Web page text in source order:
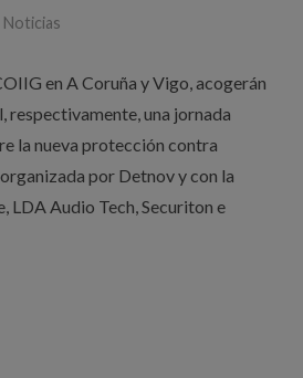
Noticias
en A Coruña y Vigo, acogerán
respectivamente, una jornada
la nueva protección contra
por Detnov y con la
LDA Audio Tech, Securiton e